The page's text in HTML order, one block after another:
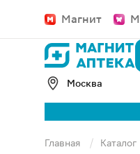
Магнит
Москва
Главная Каталог